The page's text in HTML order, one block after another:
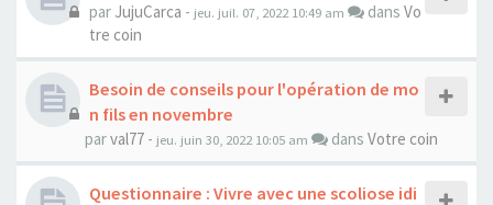
par JujuCarca - jeu. juil. 07, 2022 10:49 am dans Vo
tre coin
Besoin de conseils pour l'opération de mo
n fils en novembre
parval77 - jeu. juin 30, 2022 10:05 am dans Votre coin
Questionnaire : Vivre avec une scoliose idi